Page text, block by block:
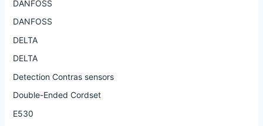
DANFOSS
DANFOSS
DELTA
DELTA
Detection Contras sensors
Double-Ended Cordset
E530